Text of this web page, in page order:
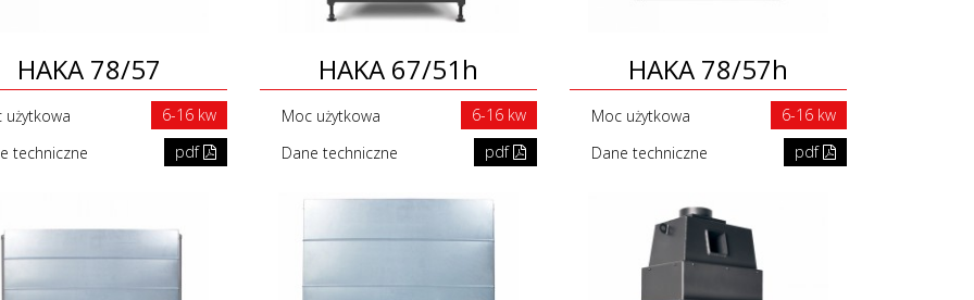
HAKA 78/57
użytkowa
6-16 kw
techniczne
pdf
HAKA 67/51h
Moc użytkowa
6-16 kw
Dane techniczne
pdf
HAKA 78/57h
Moc użytkowa
6-16 kw
Dane techniczne
pdf